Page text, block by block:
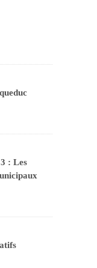
: Les